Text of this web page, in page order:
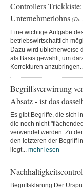
Controllers
Unternehmerlohns (Dr.
Eine wichtige Aufgabe
betriebswirtschaftlich
Dazu wird üblicherweise
als Basis gewählt, um
Korrekturen
Begriffsverwirrung
Absatz - ist das
Es gibt Begriffe, die sich
die noch nicht
verwendet werden. Zu
den letzteren der Begriff
liegt... mehr lesen
Begriffsklärung Der